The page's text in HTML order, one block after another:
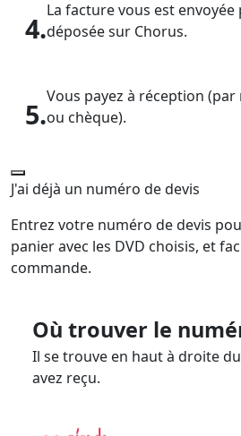
4.
La facture vous est
déposée sur Chorus.
5.
Vous payez à réception
ou chèque).
J'ai déjà un numéro de devis
Entrez votre numéro de devis
panier avec les DVD choisis, et
commande.
Où trouver le
Il se trouve en haut à droite
avez reçu.